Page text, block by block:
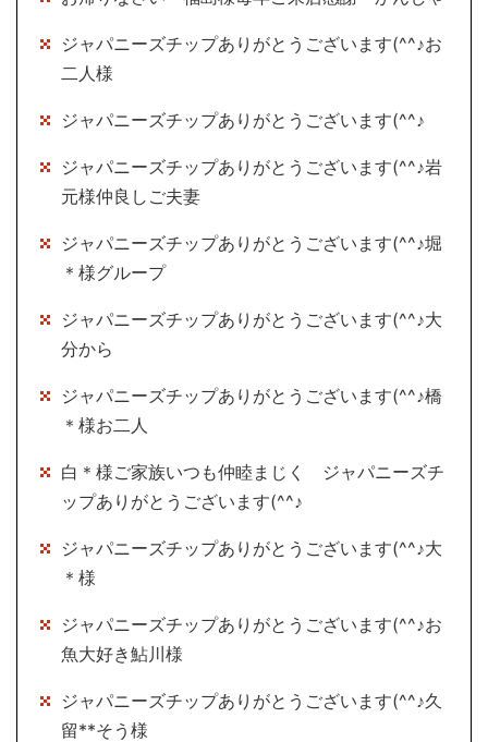
ジャパニーズチップありがとうございます(^^♪お
二人様
ジャパニーズチップありがとうございます(^^♪
ジャパニーズチップありがとうございます(^^♪岩
元様仲良しご夫妻
ジャパニーズチップありがとうございます(^^♪堀
＊様グループ
ジャパニーズチップありがとうございます(^^♪大
分から
ジャパニーズチップありがとうございます(^^♪橋
＊様お二人
白＊様ご家族いつも仲睦まじく ジャパニーズチ
ップありがとうございます(^^♪
ジャパニーズチップありがとうございます(^^♪大
＊様
ジャパニーズチップありがとうございます(^^♪お
魚大好き鮎川様
ジャパニーズチップありがとうございます(^^♪久
留**そう様